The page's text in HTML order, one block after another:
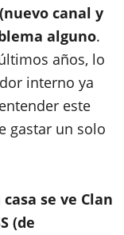
canal y
alguno.
años, lo
interno ya
este
gastar un solo
se ve Clan
(de